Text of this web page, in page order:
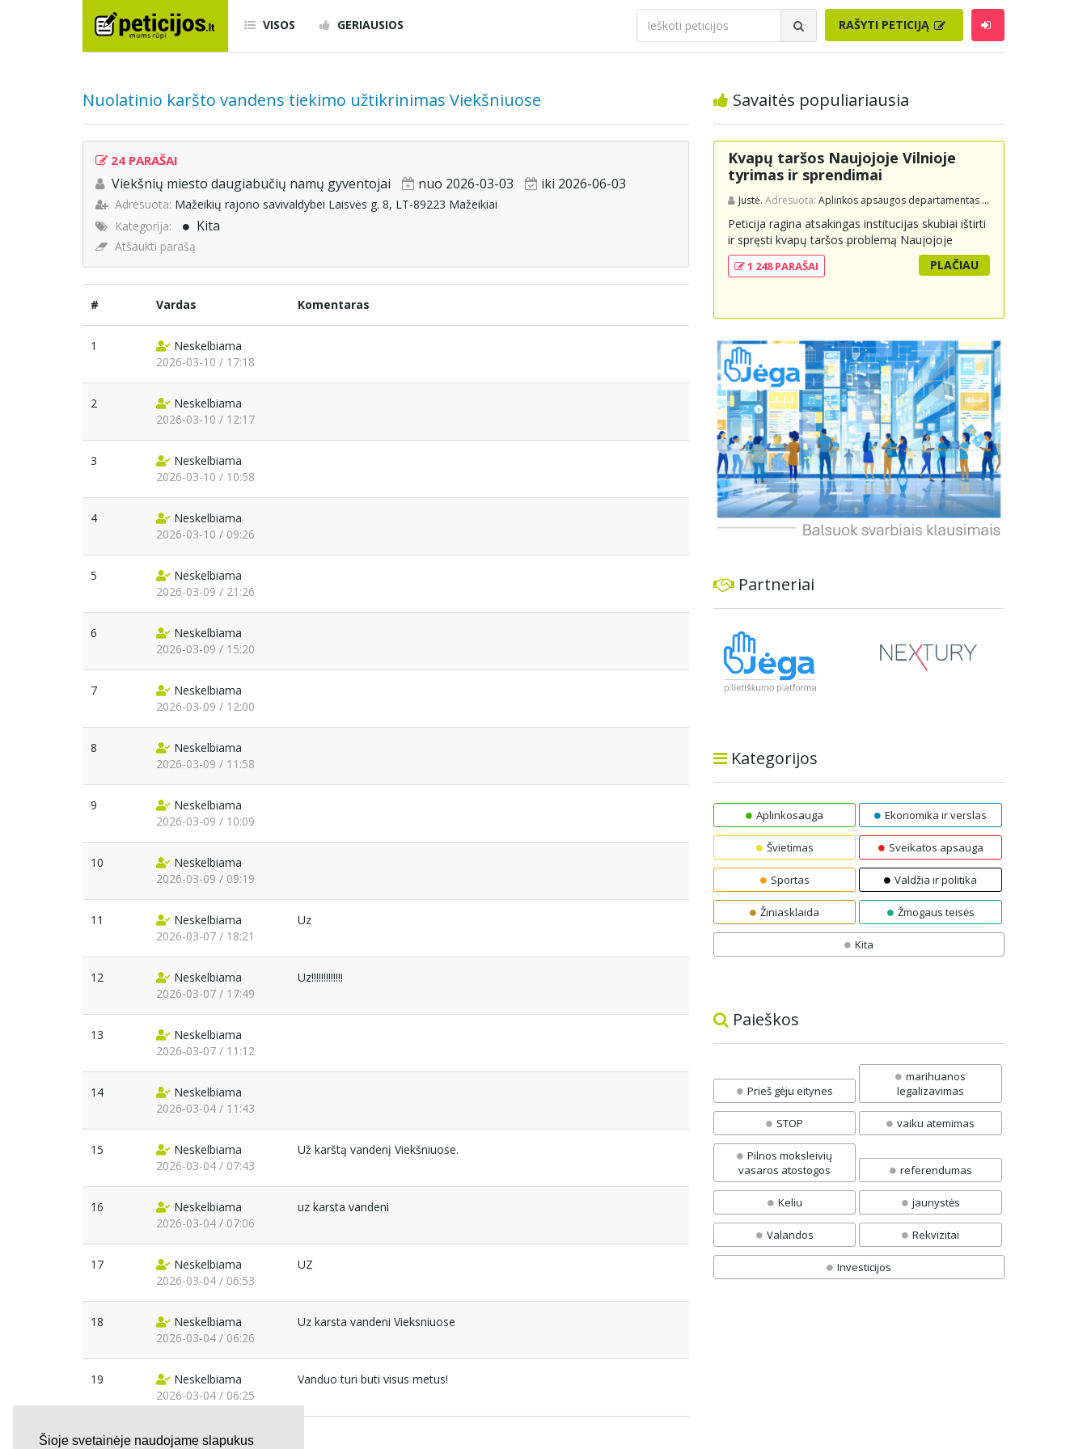
Šioje svetainėje naudojame slapukus
VISOS GERIAUSIOS RAŠYTI PETICIJĄ
Nuolatinio karšto vandens tiekimo užtikrinimas Viekšniuose
24 PARAŠAI
Viekšnių miesto daugiabučių namų gyventojai nuo 2026-03-03 iki 2026-06-03
Adresuota: Mažeikių rajono savivaldybei Laisvės g. 8, LT-89223 Mažeikiai
Kategorija:
Kita
Atšaukti parašą
# Vardas Komentaras
1
Neskelbiama
2026-03-10 / 17:18
2
Neskelbiama
2026-03-10 / 12:17
3
Neskelbiama
2026-03-10 / 10:58
4
Neskelbiama
2026-03-10 / 09:26
5
Neskelbiama
2026-03-09 / 21:26
6
Neskelbiama
2026-03-09 / 15:20
7
Neskelbiama
2026-03-09 / 12:00
8
Neskelbiama
2026-03-09 / 11:58
9
Neskelbiama
2026-03-09 / 10:09
10
Neskelbiama
2026-03-09 / 09:19
11
Neskelbiama
2026-03-07 / 18:21
Uz
12
Neskelbiama
2026-03-07 / 17:49
Uz!!!!!!!!!!!!!
13
Neskelbiama
2026-03-07 / 11:12
14
Neskelbiama
2026-03-04 / 11:43
15
Neskelbiama
2026-03-04 / 07:43
Už karštą vandenį Viekšniuose.
16
Neskelbiama
2026-03-04 / 07:06
uz karsta vandeni
17
Neskelbiama
2026-03-04 / 06:53
UZ
18
Neskelbiama
2026-03-04 / 06:26
Uz karsta vandeni Vieksniuose
19
Neskelbiama
2026-03-04 / 06:25
Vanduo turi buti visus metus!
Savaitės populiariausia
Kvapų taršos Naujojoje Vilnioje
tyrimas ir sprendimai
Justė. Adresuota: Aplinkos apsaugos departamentas prie Aplinkos ministerijos
Peticija ragina atsakingas institucijas skubiai ištirti
ir spręsti kvapų taršos problemą Naujojoje
Vilnioje, kuri kyla dėl buitinių atliekų sąvartyno
Pramonės g. 141. Gyventojai skundžiasi nuolatiniu
išsamius tyrimus, įdiegti nuolatinius kontrolės
mechanizmus ir imtis veiksmingų priemonių
problemai spręsti, taip pat užtikrinti visuomenės
informavimą apie priimtus sprendimus ir
planuojamus veiksmus.
1 248 PARAŠAI PLAČIAU
Partneriai
Kategorijos
Aplinkosauga Ekonomika ir verslas
Švietimas Sveikatos apsauga
Sportas Valdžia ir politika
Žiniasklaida Žmogaus teisės
Kita
Paieškos
Prieš gėju eitynes
marihuanos
legalizavimas
STOP vaiku atemimas
Pilnos moksleivių
vasaros atostogos
referendumas
Keliu jaunystės
Valandos Rekvizitai
Investicijos